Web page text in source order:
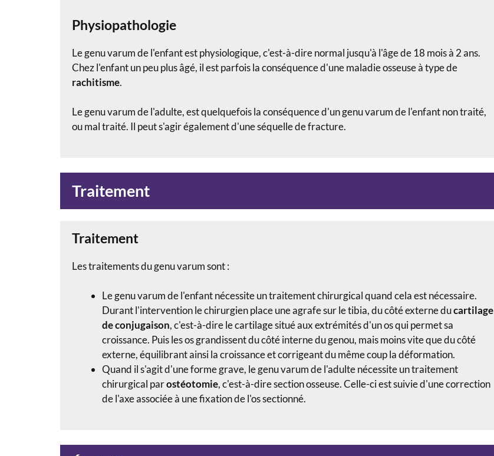
Physiopathologie
Le genu varum de l'enfant est physiologique, c'est-à-dire normal jusqu'à l'âge de 18 mois à 2 ans.
Chez l'enfant un peu plus âgé, il est parfois la conséquence d'une maladie osseuse à type de
rachitisme.
Le genu varum de l'adulte, est quelquefois la conséquence d'un genu varum de l'enfant non traité,
ou mal traité. Il peut s'agir également d'une séquelle de fracture.
Traitement
Traitement
Les traitements du genu varum sont :
Le genu varum de l'enfant nécessite un traitement chirurgical quand cela est nécessaire.
Durant l'intervention le chirurgien place une agrafe sur le tibia, du côté externe ducartilage
de conjugaison, c'est-à-dire le cartilage situé aux extrémités d'un os qui permet sa
croissance. Puis les os grandissent du côté interne du genou, mais moins vite que du côté
externe, équilibrant ainsi la croissance et corrigeant du même coup la déformation.
Quand il s'agit d'une forme grave, le genu varum de l'adulte nécessite un traitement
chirurgical parostéotomie, c'est-à-dire section osseuse. Celle-ci est suivie d'une correction
de l'axe associée à une fixation de l'os sectionné.